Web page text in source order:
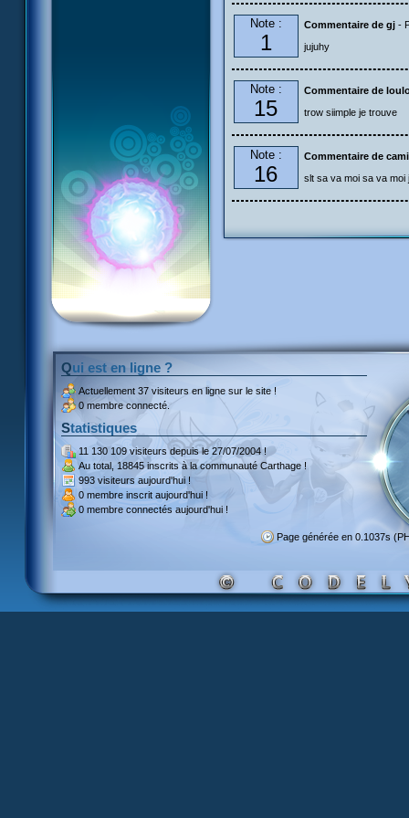
Note :
1
Commentaire de gj -
jujuhy
Note :
15
Commentaire de
trow siimple je trouve
Note :
16
Commentaire de
slt sa va moi sa va moi
Qui est en ligne ?
Actuellement 37 visiteurs en ligne sur le site !
0 membre connecté.
Statistiques
11 130 109 visiteursdepuis le 27/07/2004 !
Au total, 18845 inscritsà la communauté Carthage !
993 visiteurs aujourd'hui !
0 membre inscrit aujourd'hui !
0 membre connectés aujourd'hui !
Page générée en 0.1037s